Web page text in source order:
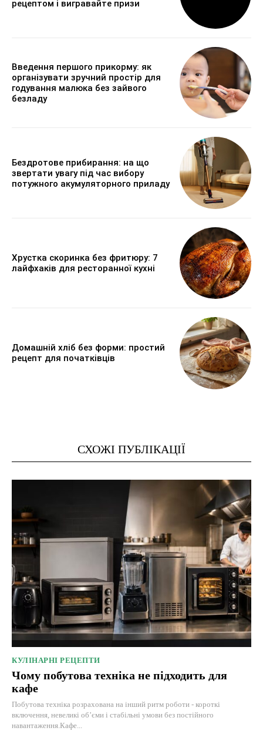
рецептом і вигравайте призи
Введення першого прикорму: як
організувати зручний простір для
годування малюка без зайвого
безладу
Бездротове прибирання: на що
звертати увагу під час вибору
потужного акумуляторного приладу
Хрустка скоринка без фритюру: 7
лайфхаків для ресторанної кухні
Домашній хліб без форми: простий
рецепт для початківців
СХОЖІ ПУБЛІКАЦІЇ
КУЛІНАРНІ РЕЦЕПТИ
Чому побутова техніка не підходить для
кафе
Побутова техніка розрахована на інший ритм роботи - короткі
включення, невеликі об’єми і стабільні умови без постійного
навантаження.Кафе...